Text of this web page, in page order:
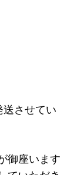
させてい
御座います